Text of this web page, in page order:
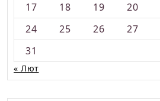
17
18 19 20
24
25 26 27
31
« Лют